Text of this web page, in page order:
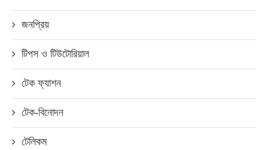
জনপ্রিয়
টিপস ও টিউটোরিয়াল
টেক ফ্যাশন
টেক-বিনোদন
টেলিকম